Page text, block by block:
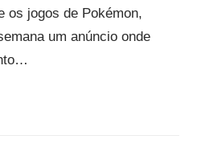
os jogos de Pokémon,
um anúncio onde